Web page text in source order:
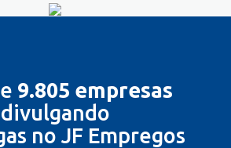
9.805 empresas
divulgando
no JF Empregos